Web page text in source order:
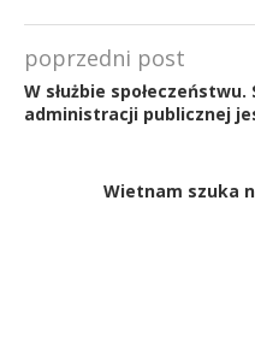
poprzedni post
W służbie
administracji publicznej
Wietnam szuka